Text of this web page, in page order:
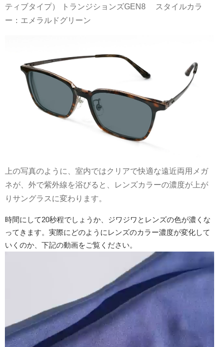
ティブタイプ） トランジションズGEN8 スタイルカラ
ー：エメラルドグリーン
上の写真のように、室内ではクリアで快適な遠近両用メガ
ネが、外で紫外線を浴びると、レンズカラーの濃度が上が
りサングラスに変わります。
時間にして20秒程でしょうか、ジワジワとレンズの色が濃くな
ってきます。実際にどのようにレンズのカラー濃度が変化して
いくのか、下記の動画をご覧ください。